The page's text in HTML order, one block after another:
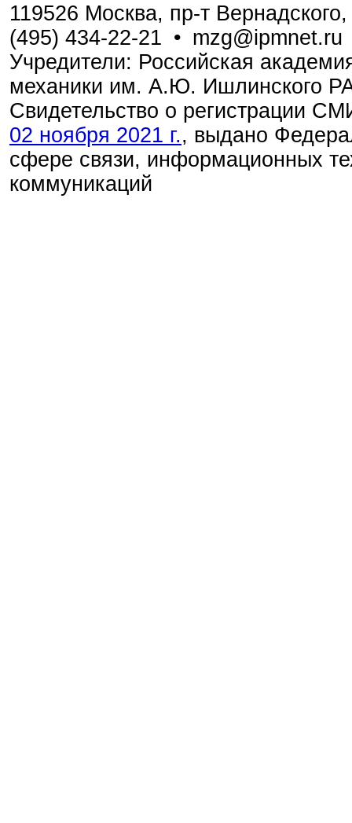
119526 Москва, пр-т
(495) 434-22-21 • mzg@ipmnet.ru
Учредители: Российская
механики им. А.Ю. Ишлинского
Свидетельство о регистрации
02 ноября 2021 г., выдано
сфере связи, информационных
коммуникаций